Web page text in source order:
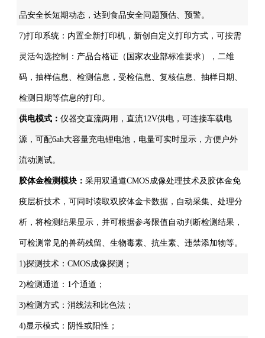
品安全长短期动态，达到食品安全问题预估、预警。
7)打印系统：内置全新打印机，新创自定义打印方式，可按需
灵活勾选控制：产品合格证（国家农业部标准要求），二维
码，抽样信息、检测信息，受检信息、复核信息、抽样日期、
检测日期等信息的打印。
供电模式：仪器交直流两用，直流12V供电，可连接车载电
源，可配6ah大容量充电锂电池，电量可实时显示，方便户外
流动测试。
胶体金检测模块：采用双通道CMOS成像处理技术及胶体金免
疫层析技术，可同时读取双胶体金卡数据，自动采集、处理分
析，将检测结果显示，并可根据参考限值自动判断检测结果，
可检测常见的兽药残留、生物毒素、抗生素、违禁添加物等。
1)探测技术：CMOS成像探测；
2)检测通道：1个通道；
3)检测方式：消线法和比色法；
4)显示模式：阴性或阳性；